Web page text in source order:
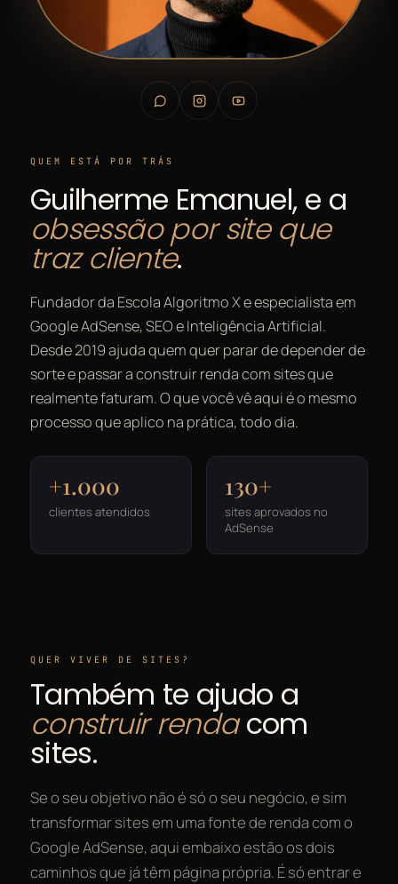
QUEM ESTÁ POR TRÁS
Guilherme Emanuel, e a
obsessão por site que
traz cliente.
Fundador da Escola Algoritmo X e especialista em
Google AdSense, SEO e Inteligência Artificial.
Desde 2019 ajuda quem quer parar de depender de
sorte e passar a construir renda com sites que
realmente faturam. O que você vê aqui é o mesmo
processo que aplico na prática, todo dia.
+1.000
clientes atendidos
130+
sites aprovados no
AdSense
QUER VIVER DE SITES?
Também te ajudo a
construir rendacom
sites.
Se o seu objetivo não é só o seu negócio, e sim
transformar sites em uma fonte de renda com o
Google AdSense, aqui embaixo estão os dois
caminhos que já têm página própria. É só entrar e